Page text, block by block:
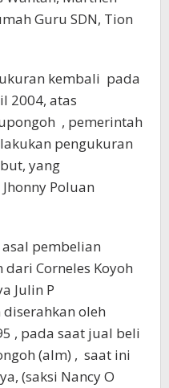
Guru SDN, Tion
kembali pada
2004, atas
, pemerintah
pengukuran
yang
Poluan
pembelian
Corneles Koyoh
Julin P
oleh
, pada saat jual beli
(alm) , saat ini
(saksi Nancy O